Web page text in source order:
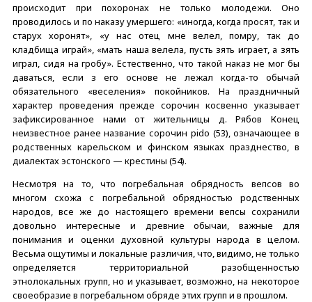
происходит при похоронах не только молодежи. Оно
проводилось и по наказу умершего: «иногда, когда просят, так и
старух хоронят», «у нас отец мне велел, помру, так до
кладбища играй», «мать наша велела, пусть зять играет, а зять
играл, сидя на гробу». Естественно, что такой наказ не мог бы
даваться, если з его основе не лежал когда-то обычай
обязательного «веселения» покойников. На праздничный
характер проведения прежде сорочин косвенно указывает
зафиксированное нами от жительницы д. Рябов Конец
неизвестное ранее название сорочин pido (53), означающее в
родственных карельском и финском языках празднество, в
диалектах эстонского — крестины (54).
Несмотря на то, что погребальная обрядность вепсов во
многом схожа с погребальной обрядностью родственных
народов, все же до настоящего времени вепсы сохранили
довольно интересные и древние обычаи, важные для
понимания и оценки духовной культуры народа в целом.
Весьма ощутимы и локальные различия, что, видимо, не только
определяется территориальной разобщенностью
этнолокальных групп, но и указывает, возможно, на некоторое
своеобразие в погребальном обряде этих групп и в прошлом.